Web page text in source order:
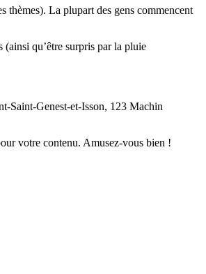
thèmes). La plupart des gens commencent
qu’être surpris par la pluie
Saint-Genest-et-Isson, 123 Machin
votre contenu. Amusez-vous bien !